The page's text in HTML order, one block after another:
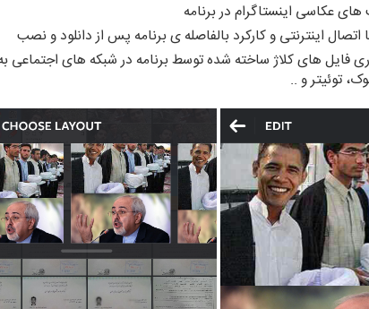
عکاسی اینستاگرام در برنامه
اتصال اینترنتی و کارکرد بالفاصله ی برنامه پس از دانلود و نصب
فایل های کلاژ ساخته شده توسط برنامه در شبکه های اجتماعی
توئیتر و ..